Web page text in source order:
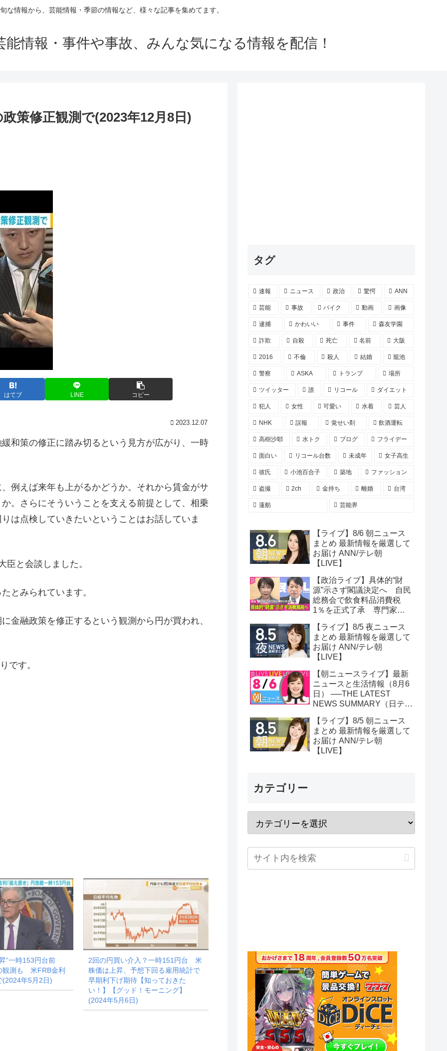
旬な情報から、芸能情報・季節の情報など、様々な記事を集めてます。
情報・事件や事故、みんな気になる情報を配信！
策修正観測で(2023年12月8日)
はてブ LINE コピー
2023.12.07
和策の修正に踏み切るという見方が広がり、一時
えば来年も上がるかどうか。それから賃金がサ
。さらにそういうことを支える前提として、相乗
は点検していきたいということはお話していま
と会談しました。
とみられています。
金融政策を修正するという観測から円が買われ、
です。
”一時153円台前
測も 米FRB金利
(2024年5月2日)
2回の円買い介入？一時151円台 米
株価は上昇、予想下回る雇用統計で
早期利下げ期待【知っておきた
い！】【グッド！モーニング】
(2024年5月6日)
タグ
速報 ニュース 政治 驚愕 ANN
芸能 事故 バイク 動画 画像
逮捕 かわいい 事件 森友学園
詐欺 自殺 死亡 名前 大阪
2016 不倫 殺人 結婚 籠池
警察 ASKA トランプ 場所
ツイッター 誰 リコール ダイエット
犯人 女性 可愛い 水着 芸人
NHK 誤報 覚せい剤 飲酒運転
高樹沙耶 水トク ブログ フライデー
面白い リコール台数 未成年 女子高生
彼氏 小池百合子 築地 ファッション
盗撮 2ch 金持ち 離婚 台湾
蓮舫 芸能界
【ライブ】8/6 朝ニュース
まとめ 最新情報を厳選して
お届け ANN/テレ朝
【LIVE】
【政治ライブ】具体的“財
源”示さず閣議決定へ 自民
総務会で飲食料品消費税
1％を正式了承 専門家
捻出するのには無理があ
る」──政治ニュースまとめ
（日テレNEWS LIVE）
【ライブ】8/5 夜ニュース
まとめ 最新情報を厳選して
お届け ANN/テレ朝
【LIVE】
【朝ニュースライブ】最新
ニュースと生活情報（8月6
日） ──THE LATEST
NEWS SUMMARY（日テレ
【ライブ】8/5 朝ニュース
まとめ 最新情報を厳選して
お届け ANN/テレ朝
【LIVE】
カテゴリー